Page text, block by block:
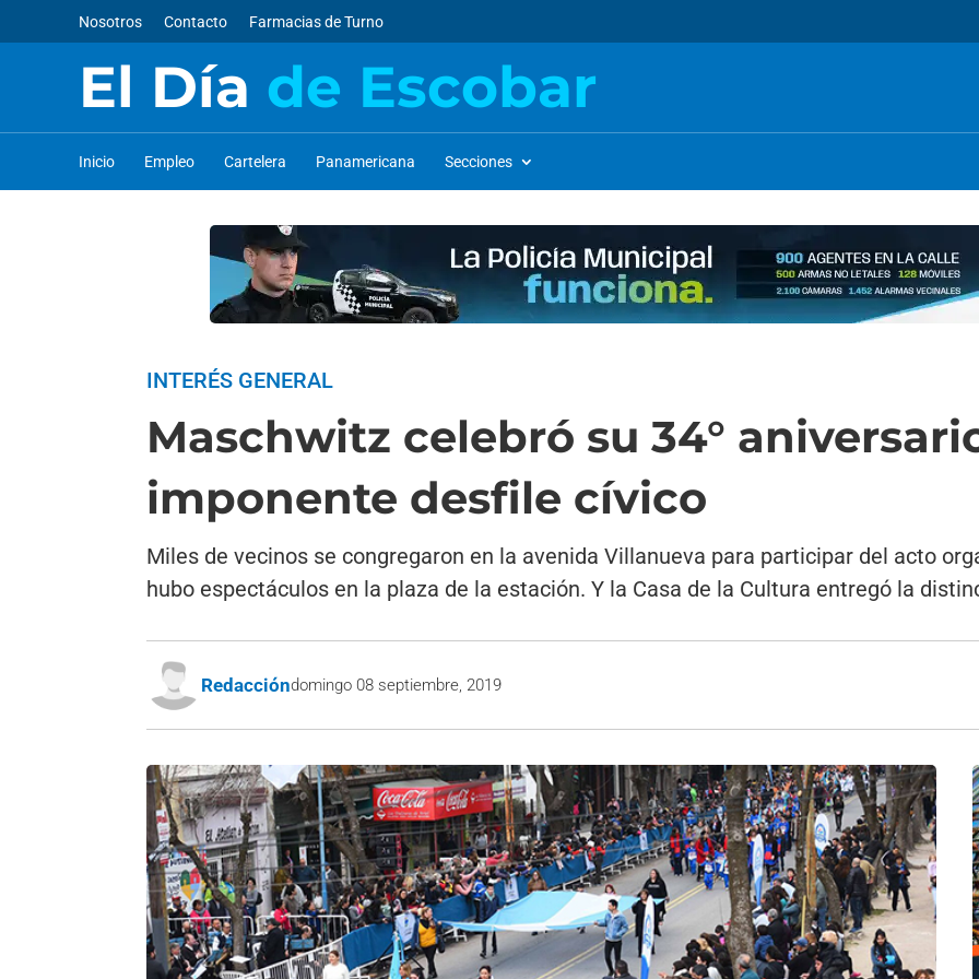
Nosotros Contacto Farmacias de Turno
El Día de Escobar
Inicio Empleo Cartelera Panamericana Secciones
INTERÉS GENERAL
Maschwitz celebró su 34°
imponente desfile cívico
Miles de vecinos se congregaron en la avenida Villanueva para participar del acto
hubo espectáculos en la plaza de la estación. Y la Casa de la Cultura entregó la
Redaccióndomingo 08 septiembre, 2019